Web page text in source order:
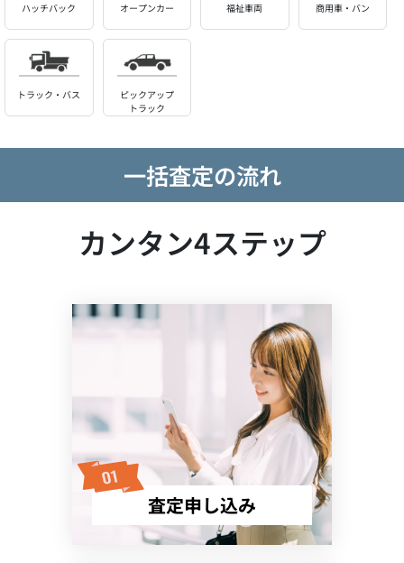
ハッチバック オープンカー 福祉車両 商用車・バン
トラック・バス
ピックアップ
トラック
一括査定の流れ
カンタン4ステップ
査定申し込み